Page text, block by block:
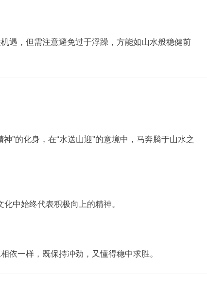
遇，但需注意避免过于浮躁，方能如山水般稳健前
”的化身，在“水送山迎”的意境中，马奔腾于山水之
化中始终代表积极向上的精神。
依一样，既保持冲劲，又懂得稳中求胜。